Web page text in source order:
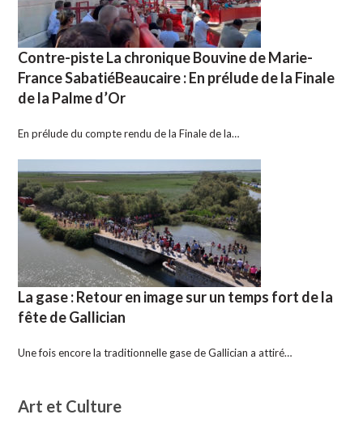
Contre-piste La chronique Bouvine de Marie-
France SabatiéBeaucaire : En prélude de la Finale
de la Palme d’Or
En prélude du compte rendu de la Finale de la…
La gase : Retour en image sur un temps fort de la
fête de Gallician
Une fois encore la traditionnelle gase de Gallician a attiré…
Art et Culture